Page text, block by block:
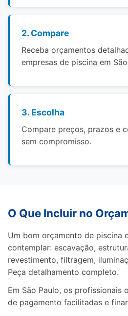
2. Compare
Receba orçamentos
empresas de piscina em
3. Escolha
Compare preços, prazos e
sem compromisso.
O Que Incluir no
Um bom orçamento de piscina
contemplar: escavação,
revestimento, filtragem,
Peça detalhamento completo.
Em São Paulo, os profissionais
de pagamento facilitadas e